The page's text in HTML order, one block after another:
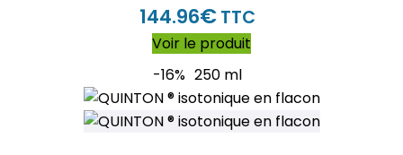
144.96€ TTC
Voir le produit
-16% 250 ml